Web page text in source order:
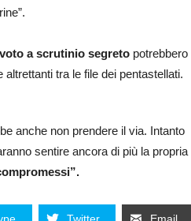
voto a scrutinio segreto potrebbero
tra le file dei pentastellati.
anche non prendere il via. Intanto
sentire ancora di più la propria